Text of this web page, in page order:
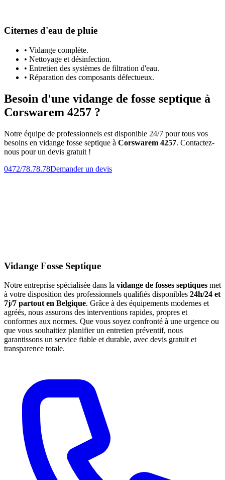
Citernes d'eau de pluie
• Vidange complète.
• Nettoyage et désinfection.
• Entretien des systèmes de filtration d'eau.
• Réparation des composants défectueux.
Besoin d'une vidange de fosse septique à
Corswarem 4257 ?
Notre équipe de professionnels est disponible 24/7 pour tous vos
besoins en vidange fosse septique à Corswarem 4257. Contactez-
nous pour un devis gratuit !
0472/78.78.78Demander un devis
Vidange Fosse Septique
Notre entreprise spécialisée dans la vidange de fosses septiques met
à votre disposition des professionnels qualifiés disponibles 24h/24 et
7j/7 partout en Belgique. Grâce à des équipements modernes et
agréés, nous assurons des interventions rapides, propres et
conformes aux normes. Que vous soyez confronté à une urgence ou
que vous souhaitiez planifier un entretien préventif, nous
garantissons un service fiable et durable, avec devis gratuit et
transparence totale.